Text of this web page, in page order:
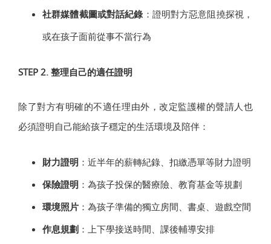
社群媒體截圖或對話紀錄：證明對方惡意阻撓探視，
或在孩子面前從事不當行為
STEP 2. 整理自己的適任證明
除了對方有明確的不適任理由外，改定監護權的聲請人也
必須證明自己能給孩子穩定的生活環境及陪伴：
財力證明 ：近半年的薪轉紀錄、扣繳憑單等財力證明
保險證明 ：為孩子投保的醫療險、教育基金等規劃
環境照片 ：為孩子準備的獨立房間、書桌、遊戲空間
作息規劃 ：上下學接送時間、課後輔導安排